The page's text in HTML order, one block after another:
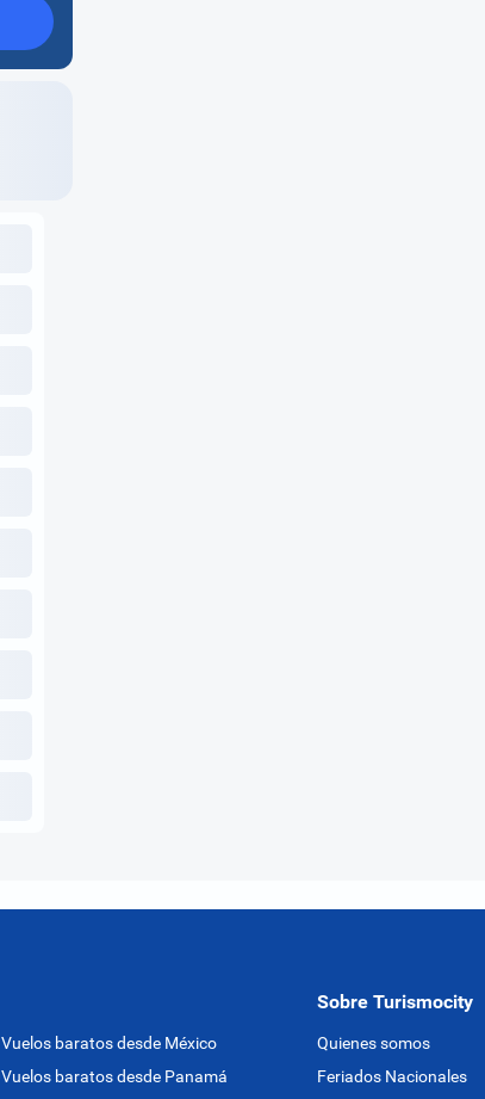
Vuelos baratos desde México
Vuelos baratos desde Panamá
Sobre Turismocity
Quienes somos
Feriados Nacionales